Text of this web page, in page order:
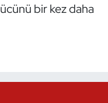
bir kez daha